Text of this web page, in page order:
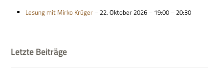
Lesung mit Mirko Krü­ger– 22. Okto­ber 2026 – 19:00 – 20:30
Letzte Beiträge